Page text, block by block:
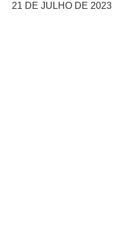
21 DE JULHO DE 2023